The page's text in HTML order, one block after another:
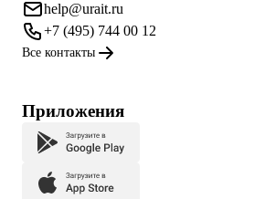
help@urait.ru
+7 (495) 744 00 12
Все контакты
Приложения